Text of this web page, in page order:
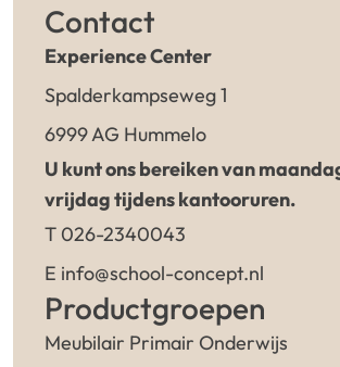
Contact
Experience Center
Spalderkampseweg 1
6999 AG Hummelo
U kunt ons bereiken van
vrijdag tijdens kantooruren.
T 026-2340043
E info@school-concept.nl
Productgroepen
Meubilair Primair Onderwijs